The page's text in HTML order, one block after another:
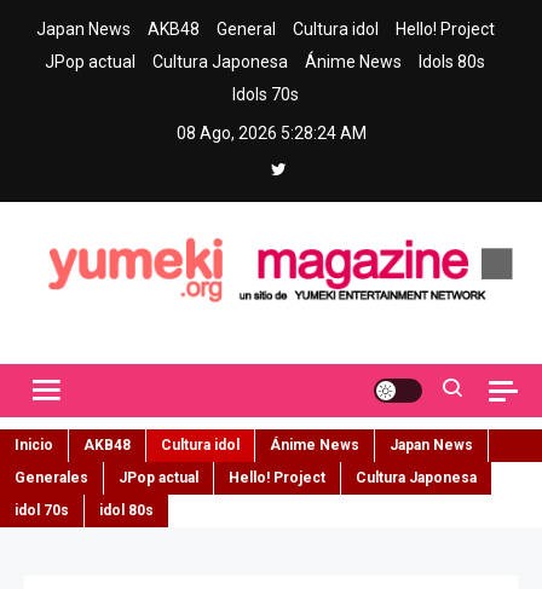
Japan News AKB48 General Cultura idol
Hello! Project
JPop actual
Cultura Japonesa Ánime News
Idols 80s
Idols 70s
08 Ago, 2026 5:28:26 AM
Inicio AKB48 Cultura idol Ánime News
Japan News
Generales
JPop actual Hello! Project
Cultura Japonesa
idol 70s
idol 80s